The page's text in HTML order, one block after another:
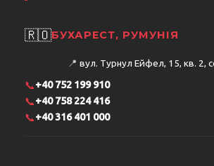
🇷🇴БУХАРЕСТ, РУМУНІЯ
📍 вул. Турнул Ейфел, 15, кв. 2,
📞+40 752 199 910
📞+40 758 224 416
📞+40 316 401 000